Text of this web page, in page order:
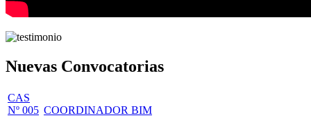
Nuevas Convocatorias
CAS
Nº 005 COORDINADOR BIM